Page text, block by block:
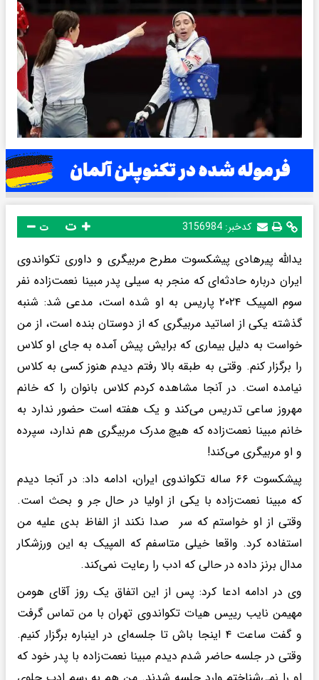
کدخبر: 3156984 ت
یدالله پیرهادی پیشکسوت مطرح مربیگری و داوری تکواندوی
ایران درباره حادثه‌ای که منجر به سیلی پدر مبینا نعمت‌زاده نفر
سوم المپیک ۲۰۲۴ پاریس به او شده است، مدعی شد: شنبه
گذشته یکی از اساتید مربیگری که از دوستان بنده است، از من
خواست به دلیل بیماری که برایش پیش آمده به جای او کلاس
را برگزار کنم. وقتی به طبقه بالا رفتم دیدم هنوز کسی به کلاس
نیامده است. در آنجا مشاهده کردم کلاس بانوان را که خانم
مهروز ساعی تدریس می‌کند و یک هفته است حضور ندارد به
خانم مبینا نعمت‌زاده که هیچ مدرک مربیگری هم ندارد، سپرده
و او مربیگری می‌کند!
پیشکسوت ۶۶ ساله تکواندوی ایران، ادامه داد: در آنجا دیدم
که مبینا نعمت‌زاده با یکی از اولیا در حال جر و بحث است.
وقتی از او خواستم که سر صدا نکند از الفاظ بدی علیه من
استفاده کرد. واقعا خیلی متاسفم که المپیک به این ورزشکار
مدال برنز داده در حالی که ادب را رعایت نمی‌کند.
وی در ادامه ادعا کرد: پس از این اتفاق یک روز آقای هومن
مهیمن نایب رییس هیات تکواندوی تهران با من تماس گرفت
و گفت ساعت ۴ اینجا باش تا جلسه‌ای در اینباره برگزار کنیم.
وقتی در جلسه حاضر شدم دیدم مبینا نعمت‌زاده با پدر خود که